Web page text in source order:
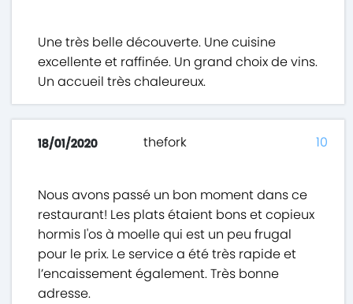
Une très belle découverte. Une cuisine
excellente et raffinée. Un grand choix de vins.
Un accueil très chaleureux.
18/01/2020 thefork
Nous avons passé un bon moment dans ce
restaurant! Les plats étaient bons et copieux
hormis l'os à moelle qui est un peu frugal
pour le prix. Le service a été très rapide et
l’encaissement également. Très bonne
adresse.
10